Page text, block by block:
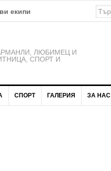
за 2026 година
ЛЮБИМЕЦ И
СПОРТ И
СПОРТ ГАЛЕРИЯ ЗА НАС